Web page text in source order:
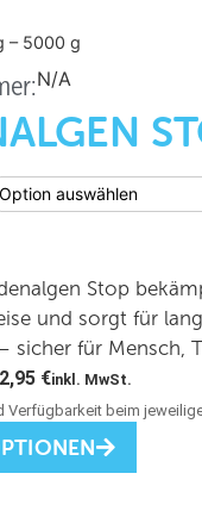
– 5000 g
N/A
Stop
und sorgt für
sicher für Mensch,
€inkl. MwSt.